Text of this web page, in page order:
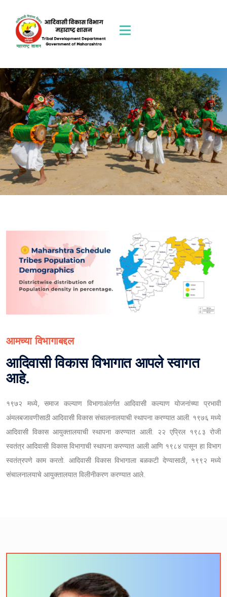
आमच्या विभागाबद्दल
आदिवासी विकास विभागात आपले स्वागत
आहे.
१९७२ मध्ये, समाज कल्याण विभागाअंतर्गत आदिवासी कल्याण योजनांच्या प्रभावी
अंमलबजावणीसाठी आदिवासी विकास संचालनालयाची स्थापना करण्यात आली. १९७६ मध्ये
आदिवासी विकास आयुक्तालयाची स्थापना करण्यात आली. २२ एप्रिल १९८३ रोजी
स्वतंत्र आदिवासी विकास विभागाची स्थापना करण्यात आली आणि १९८४ पासून हा विभाग
स्वतंत्रपणे काम करतो. आदिवासी विकास विभागाला बळकटी देण्यासाठी, १९९२ मध्ये
संचालनालयाचे आयुक्तालयात विलीनीकरण करण्यात आले.